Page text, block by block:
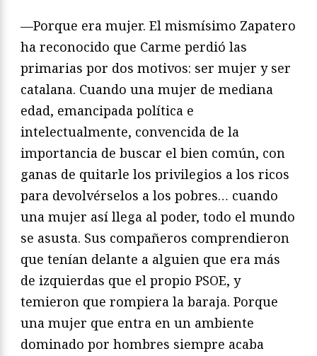
—Porque era mujer. El mismísimo Zapatero
ha reconocido que Carme perdió las
primarias por dos motivos: ser mujer y ser
catalana. Cuando una mujer de mediana
edad, emancipada política e
intelectualmente, convencida de la
importancia de buscar el bien común, con
ganas de quitarle los privilegios a los ricos
para devolvérselos a los pobres… cuando
una mujer así llega al poder, todo el mundo
se asusta. Sus compañeros comprendieron
que tenían delante a alguien que era más
de izquierdas que el propio PSOE, y
temieron que rompiera la baraja. Porque
una mujer que entra en un ambiente
dominado por hombres siempre acaba